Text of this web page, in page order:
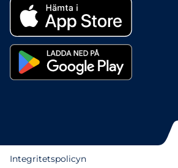
Integritetspolicyn